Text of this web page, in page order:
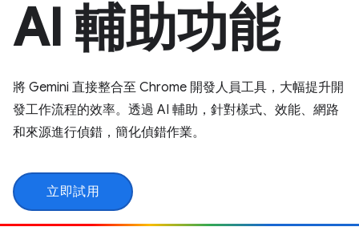
AI 輔助功能
將 Gemini 直接整合至 Chrome 開發人員工具，大幅提升開
發工作流程的效率。透過 AI 輔助，針對樣式、效能、網路
和來源進行偵錯，簡化偵錯作業。
立即試用